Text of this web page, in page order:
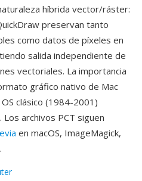
híbrida vector/ráster:
preservan tanto
como datos de píxeles en
salida independiente de
vectoriales. La importancia
gráfico nativo de Mac
clásico (1984-2001)
archivos PCT siguen
en macOS, ImageMagick,